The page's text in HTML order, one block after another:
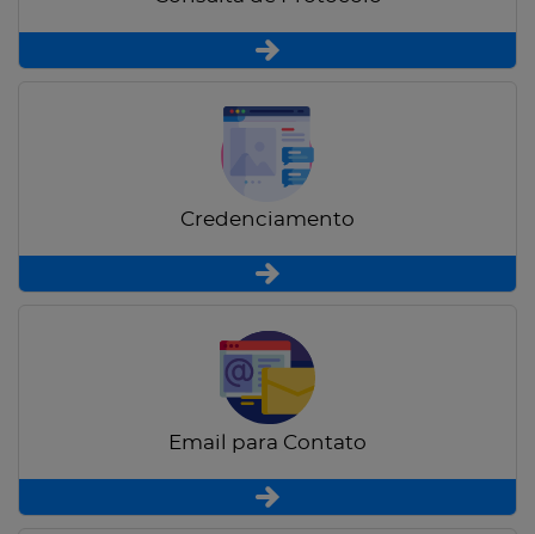
Credenciamento
Email para Contato